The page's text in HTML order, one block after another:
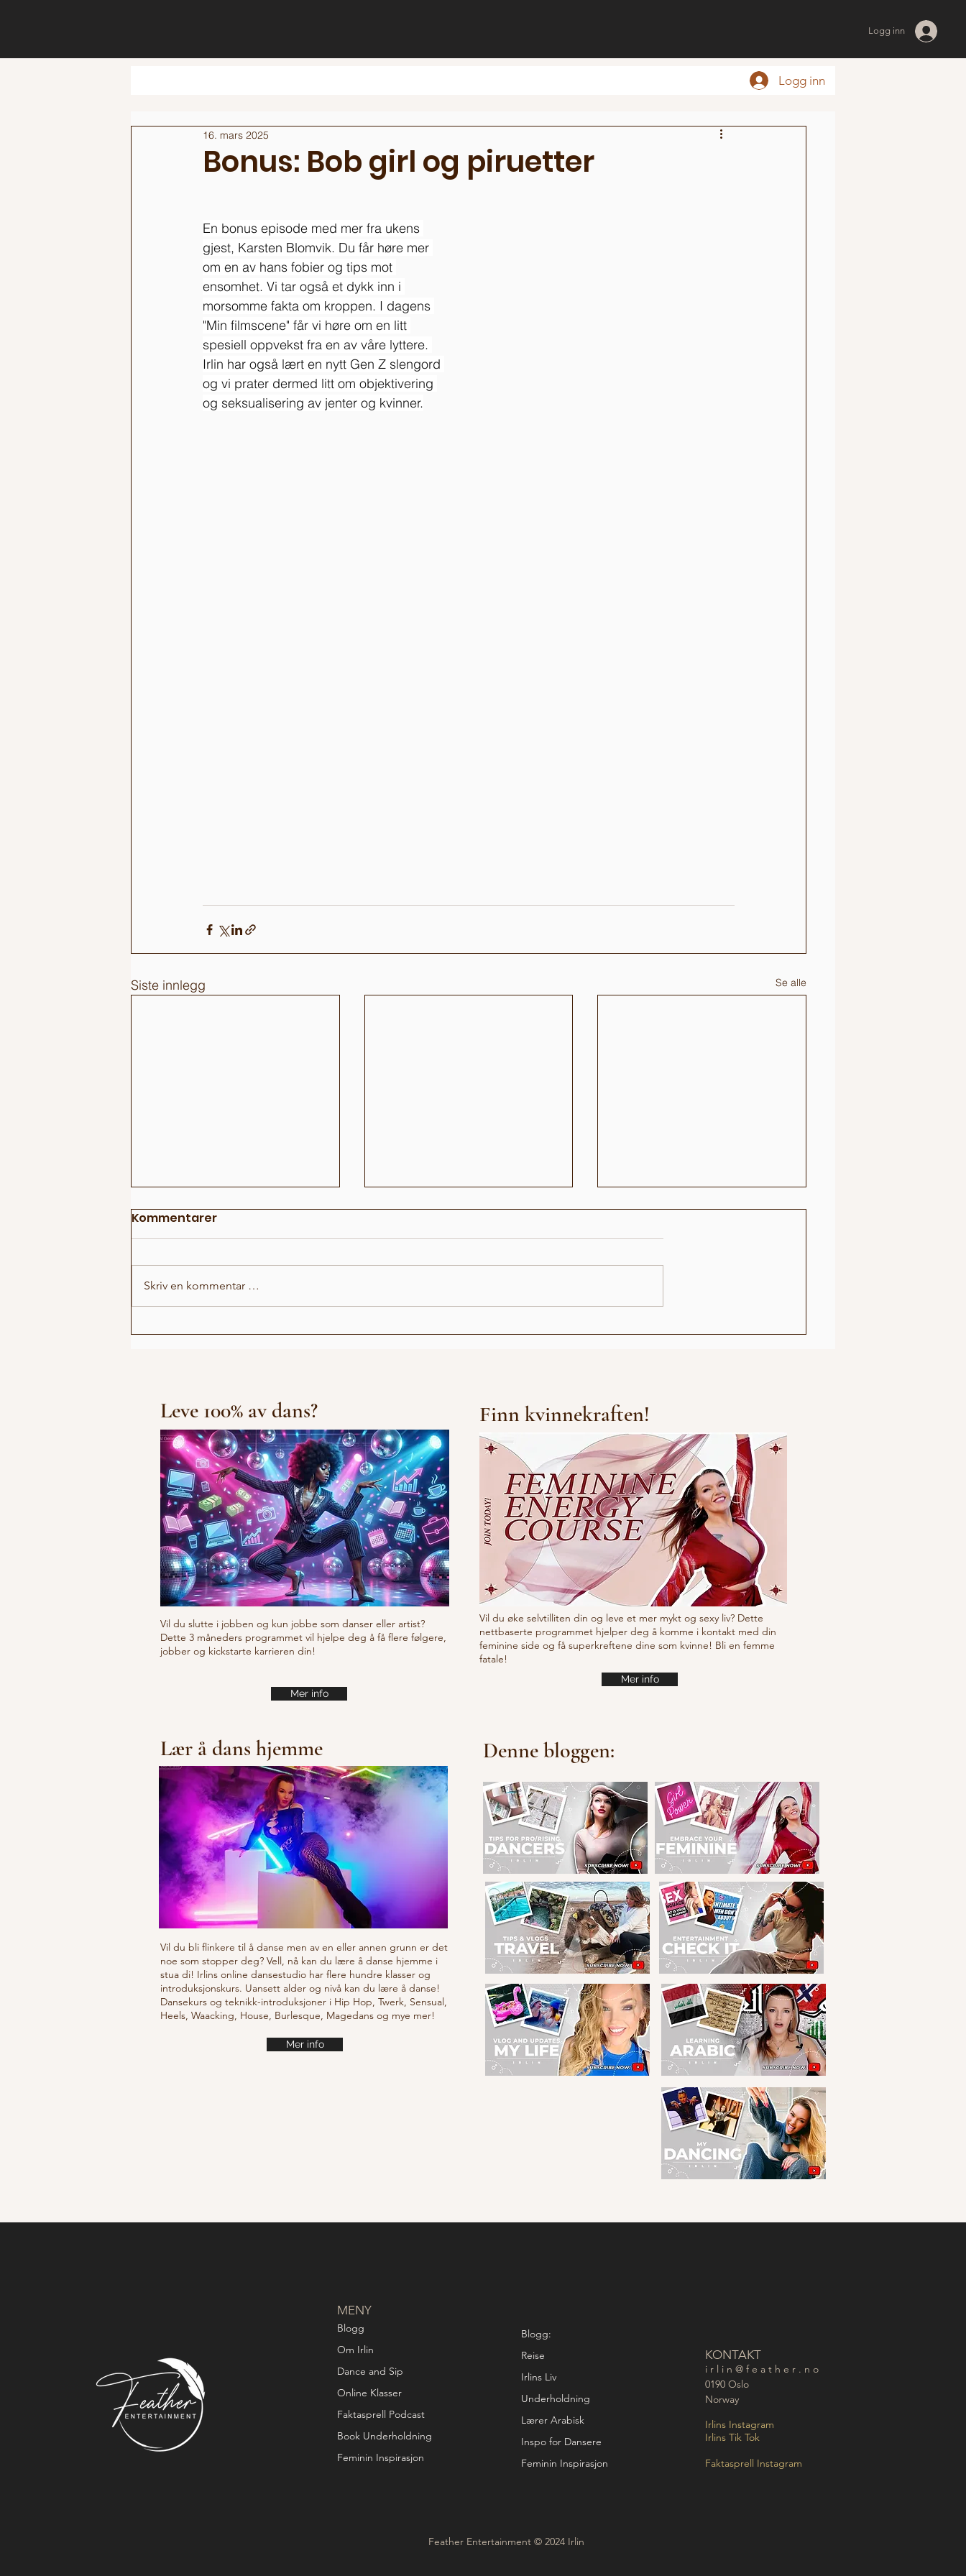
Logg inn
Logg inn
Bonus: Bob girl og piruetter
16. mars 2025
En bonus episode med mer fra ukens
gjest, Karsten Blomvik. Du får høre mer
om en av hans fobier og tips mot
ensomhet. Vi tar også et dykk inn i
morsomme fakta om kroppen. I dagens
"Min filmscene" får vi høre om en litt
spesiell oppvekst fra en av våre lyttere.
Irlin har også lært en nytt Gen Z slengord
og vi prater dermed litt om objektivering
og seksualisering av jenter og kvinner.
Siste innlegg Se alle
Irlin og Marius runder av
Kommentarer
Skriv en kommentar …
Leve 100% av dans?
Vil du slutte i jobben og kun jobbe som danser eller artist?
Dette 3 måneders programmet vil hjelpe deg å få flere følgere,
jobber og kickstarte karrieren din!
Mer info
Finn kvinnekraften!
Vil du øke selvtilliten din og leve et mer mykt og sexy liv? Dette
nettbaserte programmet hjelper deg å komme i kontakt med din
feminine side og få superkreftene dine som kvinne! Bli en femme
fatale!
Mer info
Lær å dans hjemme
Vil du bli flinkere til å danse men av en eller annen grunn er det
noe som stopper deg? Vell, nå kan du lære å danse hjemme i
stua di! Irlins online dansestudio har flere hundre klasser og
introduksjonskurs. Uansett alder og nivå kan du lære å danse!
Dansekurs og teknikk-introduksjoner i Hip Hop, Twerk, Sensual,
Heels, Waacking, House, Burlesque, Magedans og mye mer!
Mer info
Denne bloggen:
MENY
Blogg
Om Irlin
Dance and Sip
Online Klasser
Faktasprell Podcast
Book Underholdning
Feminin Inspirasjon
Blogg:
Reise
Irlins Liv
Underholdning
Lærer Arabisk
Inspo for Dansere
Feminin Inspirasjon
Feather Entertainment © 2024 Irlin
KONTAKT
i r l i n @ f e a t h e r . n o
0190 Oslo
Norway
Irlins Instagram
Irlins Tik Tok
Faktasprell Instagram